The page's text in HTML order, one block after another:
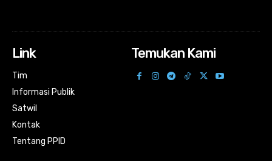
Link
Tim
Informasi Publik
Satwil
Kontak
Tentang PPID
Temukan Kami